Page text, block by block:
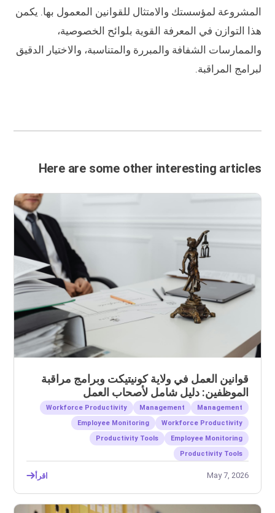
المشروعة لمؤسستك والامتثال للقوانين المعمول بها. يكمن
هذا التوازن في المعرفة القوية بلوائح الخصوصية،
والممارسات الشفافة والمبررة والمتناسبة، والاختيار الدقيق
لبرامج المراقبة.
Here are some other interesting articles
قوانين العمل في ولاية كونيتيكت وبرامج مراقبة
الموظفين: دليل شامل لأصحاب العمل
Management
Management
Workforce Productivity
Workforce Productivity
Employee Monitoring
Employee Monitoring
Productivity Tools
Productivity Tools
May 7, 2026 اقرأ